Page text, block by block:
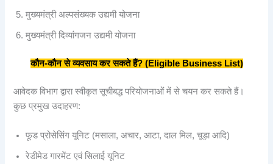
मुख्यमंत्री अल्पसंख्यक उद्यमी योजना
मुख्यमंत्री दिव्यांगजन उद्यमी योजना
कौन-कौनसेव्यवसायकरसकतेहैं? (Eligible Business List)
आवेदक विभाग द्वारा स्वीकृत सूचीबद्ध परियोजनाओं में से चयन कर सकते हैं।
कुछ प्रमुख उदाहरण:
फूड प्रोसेसिंग यूनिट (मसाला, अचार, आटा, दाल मिल, चूड़ा आदि)
रेडीमेड गारमेंट एवं सिलाई यूनिट